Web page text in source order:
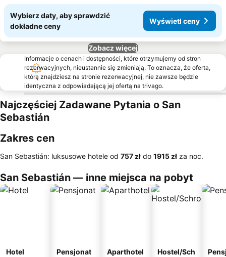
Wybierz daty, aby sprawdzić
dokładne ceny
Wyświetl ceny
Zobacz więcej
Informacje o cenach i dostępności, które otrzymujemy od stron
rezerwacyjnych, nieustannie się zmieniają. To oznacza, że oferta,
którą znajdziesz na stronie rezerwacyjnej, nie zawsze będzie
identyczna z odpowiadającą jej ofertą na trivago.
Najczęściej Zadawane Pytania o San
Sebastián
Zakres cen
San Sebastián: luksusowe hotele od ‎757 zł do ‎1915 zł za noc.
San Sebastián — inne miejsca na pobyt
Hotel Pensjonat Aparthotel
Hostel/Sch